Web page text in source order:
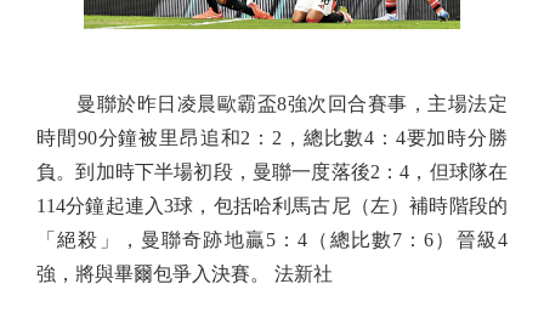
曼聯於昨日凌晨歐霸盃8強次回合賽事，主場法定
時間90分鐘被里昂追和2：2，總比數4：4要加時分勝
負。到加時下半場初段，曼聯一度落後2：4，但球隊在
114分鐘起連入3球，包括哈利馬古尼（左）補時階段的
「絕殺」，曼聯奇跡地贏5：4（總比數7：6）晉級4
強，將與畢爾包爭入決賽。 法新社